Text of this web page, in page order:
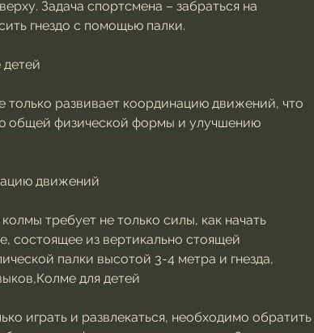
Задача спортсмена – забраться на
гнездо с помощью палки.
детей
только развивает координацию движений, что
общей физической формы и улучшению
движений
требует не только силы, как начать
состоящее из вертикально стоящей
палки высотой 3-4 метра и гнезда,
для детей
играть и развлекаться, необходимо обратить